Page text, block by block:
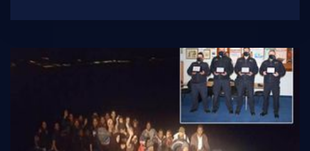
Ranjina policijske službenike Postaje